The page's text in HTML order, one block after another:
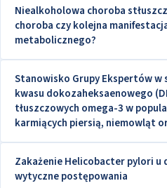
Niealkoholowa choroba
choroba czy kolejna
metabolicznego?
Stanowisko Grupy Ekspertów w
kwasu dokozaheksaenowego
tłuszczowych omega-3 w
karmiących piersią, niemowląt
Zakażenie Helicobacter pylori u
wytyczne postępowania